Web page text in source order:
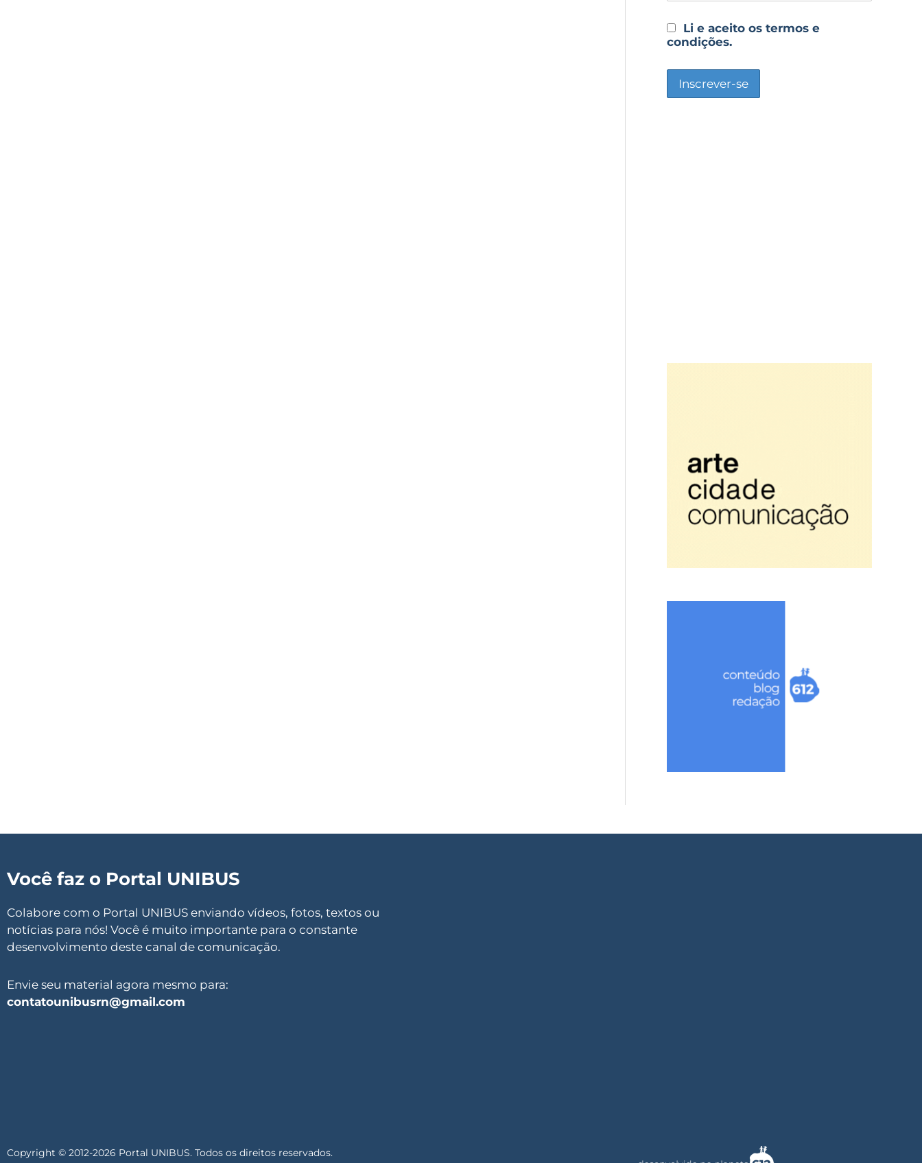
Li e aceito os termos e
condições.
Você faz o Portal UNIBUS
Colabore com o Portal UNIBUS enviando vídeos, fotos, textos ou
notícias para nós! Você é muito importante para o constante
desenvolvimento deste canal de comunicação.
Envie seu material agora mesmo para:
contatounibusrn@gmail.com
Copyright © 2012-2026 Portal UNIBUS. Todos os direitos reservados.